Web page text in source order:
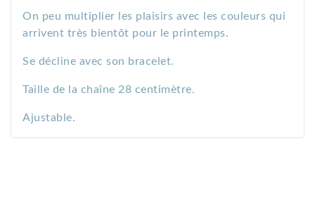
On peu multiplier les plaisirs avec les couleurs qui
arrivent très bientôt pour le printemps.
Se décline avec son bracelet.
Taille de la chaîne 28 centimètre.
Ajustable.